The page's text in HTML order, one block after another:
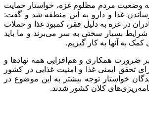
وضعیت مردم مظلوم غزه، خواستار حمایت
رساندن غذا و دارو به این منطقه شد و گفت:
در غزه به دلیل فقر، کمبود غذا و حملات
بسیار سختی به سر می‌برند و ما باید
به آنها به کار گیریم.
ضرورت همکاری و هم‌افزایی همه نهادها و
تحقق ایمنی غذا و امنیت غذایی در کشور
خواستار توجه بیشتر به این موضوع در
کلان کشور شدند.